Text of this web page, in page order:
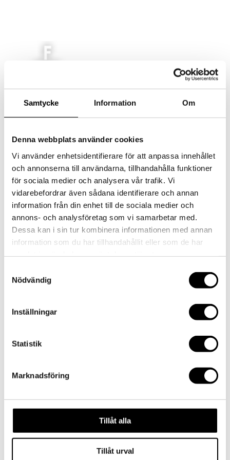
Samtycke Information Om
Denna webbplats använder cookies
Vi använder enhetsidentifierare för att anpassa innehållet
och annonserna till användarna, tillhandahålla funktioner
för sociala medier och analysera vår trafik. Vi
vidarebefordrar även sådana identifierare och annan
information från din enhet till de sociala medier och
annons- och analysföretag som vi samarbetar med.
Dessa kan i sin tur kombinera informationen med annan
information som du har tillhandahållit eller som de har
Nödvändig
Inställningar
Statistik
Marknadsföring
Tillåt alla
Tillåt urval
AKTUELLT
LOKAL
FEST/BRÖLLOP
KONTAKT
Select Page
photo-4300
byadmin |2016-09-05|0 comments
Submit a Comment
Required
Email*